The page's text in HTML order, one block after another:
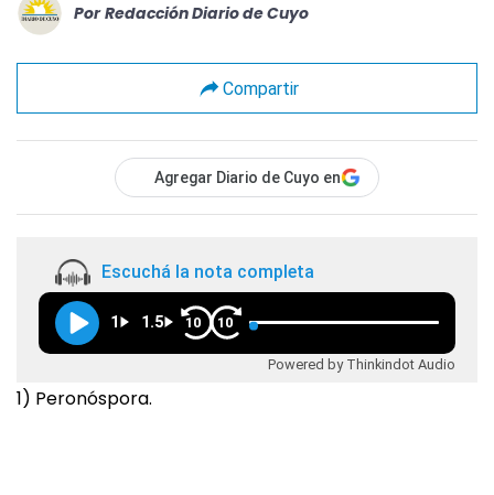
Por Redacción Diario de Cuyo
Compartir
Agregar Diario de Cuyo en
Escuchá la nota completa
1 1.5 10 10
Powered by Thinkindot Audio
1) Peronóspora.